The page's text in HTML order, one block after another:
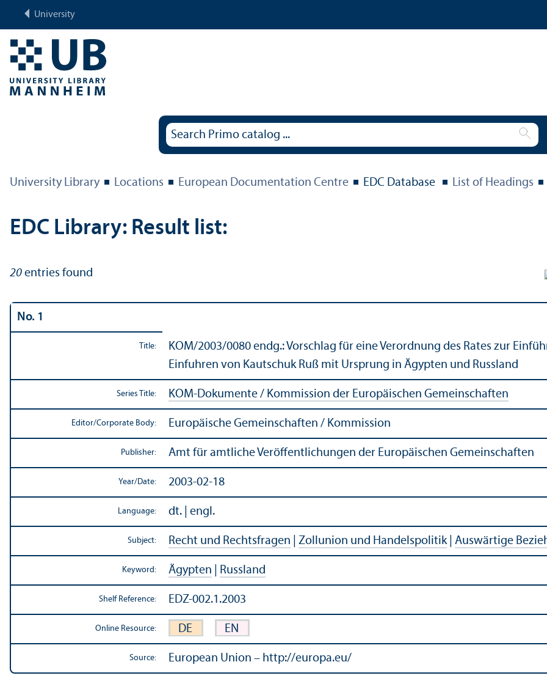
University
University Library Locations European Documentation Centre EDC Database List of Headings
EDC Library: Result list:
20 entries found
No. 1
Title: KOM/2003/0080 endg.: Vorschlag für eine Verordnung des Rates zur
Einfuhren von Kautschuk Ruß mit Ursprung in Ägypten und Russland
Series Title: KOM-Dokumente / Kommission der Europäischen Gemeinschaften
Editor/Corporate Body: Europäische Gemeinschaften / Kommission
Publisher: Amt für amtliche Veröffentlichungen der Europäischen Gemeinschaften
Year/Date: 2003-02-18
Language: dt. | engl.
Subject: Recht und Rechtsfragen Zollunion und Handelspolitik| Auswärtige
Keyword: Ägypten Russland
Shelf Reference: EDZ-002.1.2003
Online Resource: DE EN
Source: European Union – http://europa.eu/